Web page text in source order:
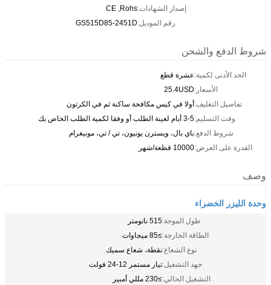
إصدار الشهادات:CE ,Rohs
رقم الموديل:GS515D85-2451D
شروط الدفع والشحن
الحد الأدنى لكمية:عشرة قطع
الأسعار:25.4USD
تفاصيل التغليف:أولا في كيس مكافحة ساكنة ثم في الكرتون
وقت التسليم:3-5 أيام لعينة الطلب أو وفقا لكمية الطلب الخاص بك
شروط الدفع:باي بال، ويسترن يونيون، تي / تي، مونيغرام
القدرة على العرض:10000 قطعة/شهر
وصف
وحدة الليزر الخضراء
طول الموجة:515 نانومتر
الطاقة الخارجة:≥85 ميجاوات
نوع الشعاع:نقطة، شعاع سميك
جهد التشغيل:تيار مستمر 12-24 فولت
التشغيل الحالي:≥230 مللي أمبير